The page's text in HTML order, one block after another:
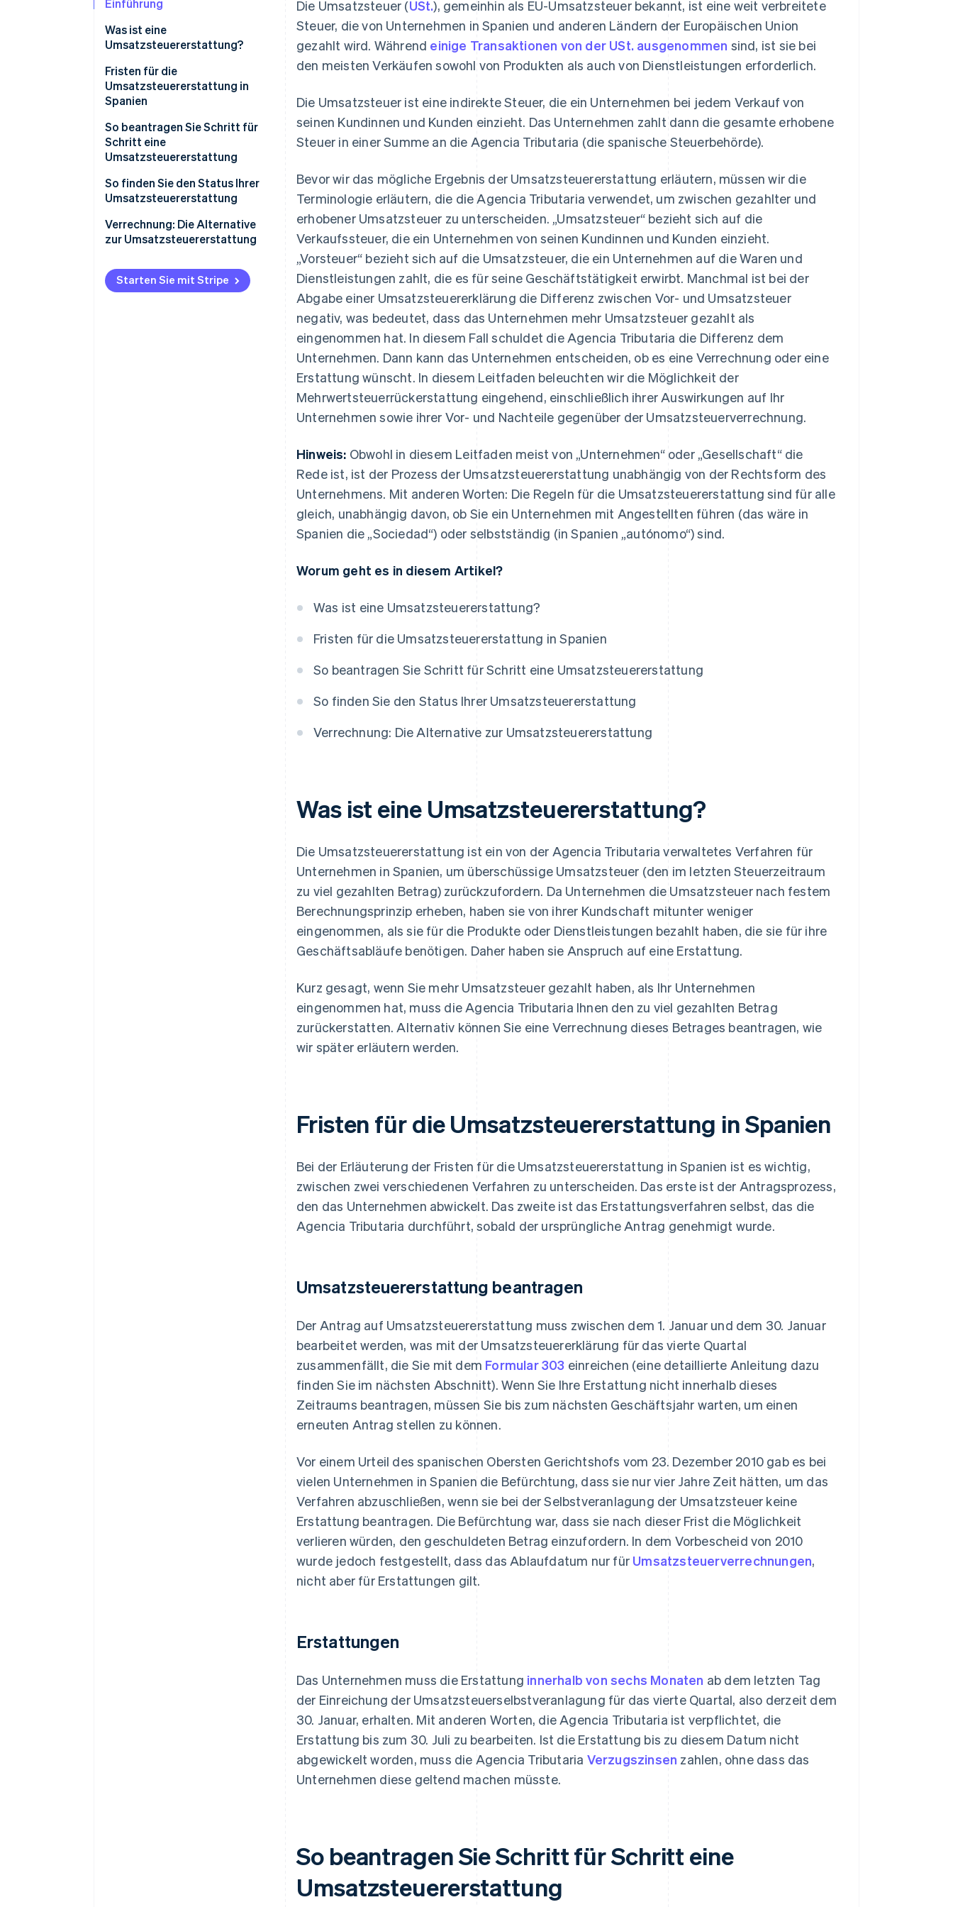
Einführung
Was ist eine
Umsatzsteuererstattung?
Fristen für die
Umsatzsteuererstattung in
Spanien
Umsatzsteuererstattung
beantragen
So beantragen Sie Schritt für
Schritt eine
Umsatzsteuererstattung
So finden Sie den Status Ihrer
Umsatzsteuererstattung
Verrechnung: Die Alternative
zur Umsatzsteuererstattung
Vorteile der
Umsatzsteuerverrechnung
Starten Sie mit Stripe
Die Umsatzsteuer (USt.), gemeinhin als EU-Umsatzsteuer bekannt, ist eine weit verbreitete
Steuer, die von Unternehmen in Spanien und anderen Ländern der Europäischen Union
gezahlt wird. Während einige Transaktionen von der USt. ausgenommen sind, ist sie bei
den meisten Verkäufen sowohl von Produkten als auch von Dienstleistungen erforderlich.
Die Umsatzsteuer ist eine indirekte Steuer, die ein Unternehmen bei jedem Verkauf von
seinen Kundinnen und Kunden einzieht. Das Unternehmen zahlt dann die gesamte erhobene
Steuer in einer Summe an die Agencia Tributaria (die spanische Steuerbehörde).
Bevor wir das mögliche Ergebnis der Umsatzsteuererstattung erläutern, müssen wir die
Terminologie erläutern, die die Agencia Tributaria verwendet, um zwischen gezahlter und
erhobener Umsatzsteuer zu unterscheiden. „Umsatzsteuer“ bezieht sich auf die
Verkaufssteuer, die ein Unternehmen von seinen Kundinnen und Kunden einzieht.
„Vorsteuer“ bezieht sich auf die Umsatzsteuer, die ein Unternehmen auf die Waren und
Dienstleistungen zahlt, die es für seine Geschäftstätigkeit erwirbt. Manchmal ist bei der
Abgabe einer Umsatzsteuererklärung die Differenz zwischen Vor- und Umsatzsteuer
negativ, was bedeutet, dass das Unternehmen mehr Umsatzsteuer gezahlt als
eingenommen hat. In diesem Fall schuldet die Agencia Tributaria die Differenz dem
Unternehmen. Dann kann das Unternehmen entscheiden, ob es eine Verrechnung oder eine
Erstattung wünscht. In diesem Leitfaden beleuchten wir die Möglichkeit der
Mehrwertsteuerrückerstattung eingehend, einschließlich ihrer Auswirkungen auf Ihr
Unternehmen sowie ihrer Vor- und Nachteile gegenüber der Umsatzsteuerverrechnung.
Hinweis: Obwohl in diesem Leitfaden meist von „Unternehmen“ oder „Gesellschaft“ die
Rede ist, ist der Prozess der Umsatzsteuererstattung unabhängig von der Rechtsform des
Unternehmens. Mit anderen Worten: Die Regeln für die Umsatzsteuererstattung sind für alle
gleich, unabhängig davon, ob Sie ein Unternehmen mit Angestellten führen (das wäre in
Spanien die „Sociedad“) oder selbstständig (in Spanien „autónomo“) sind.
Worum geht es in diesem Artikel?
Was ist eine Umsatzsteuererstattung?
Fristen für die Umsatzsteuererstattung in Spanien
So beantragen Sie Schritt für Schritt eine Umsatzsteuererstattung
So finden Sie den Status Ihrer Umsatzsteuererstattung
Verrechnung: Die Alternative zur Umsatzsteuererstattung
Was ist eine Umsatzsteuererstattung?
Die Umsatzsteuererstattung ist ein von der Agencia Tributaria verwaltetes Verfahren für
Unternehmen in Spanien, um überschüssige Umsatzsteuer (den im letzten Steuerzeitraum
zu viel gezahlten Betrag) zurückzufordern. Da Unternehmen die Umsatzsteuer nach festem
Berechnungsprinzip erheben, haben sie von ihrer Kundschaft mitunter weniger
eingenommen, als sie für die Produkte oder Dienstleistungen bezahlt haben, die sie für ihre
Geschäftsabläufe benötigen. Daher haben sie Anspruch auf eine Erstattung.
Kurz gesagt, wenn Sie mehr Umsatzsteuer gezahlt haben, als Ihr Unternehmen
eingenommen hat, muss die Agencia Tributaria Ihnen den zu viel gezahlten Betrag
zurückerstatten. Alternativ können Sie eine Verrechnung dieses Betrages beantragen, wie
wir später erläutern werden.
Fristen für die Umsatzsteuererstattung in Spanien
Bei der Erläuterung der Fristen für die Umsatzsteuererstattung in Spanien ist es wichtig,
zwischen zwei verschiedenen Verfahren zu unterscheiden. Das erste ist der Antragsprozess,
den das Unternehmen abwickelt. Das zweite ist das Erstattungsverfahren selbst, das die
Agencia Tributaria durchführt, sobald der ursprüngliche Antrag genehmigt wurde.
Umsatzsteuererstattung beantragen
Der Antrag auf Umsatzsteuererstattung muss zwischen dem 1. Januar und dem 30. Januar
bearbeitet werden, was mit der Umsatzsteuererklärung für das vierte Quartal
zusammenfällt, die Sie mit dem Formular 303 einreichen (eine detaillierte Anleitung dazu
finden Sie im nächsten Abschnitt). Wenn Sie Ihre Erstattung nicht innerhalb dieses
Zeitraums beantragen, müssen Sie bis zum nächsten Geschäftsjahr warten, um einen
erneuten Antrag stellen zu können.
Vor einem Urteil des spanischen Obersten Gerichtshofs vom 23. Dezember 2010 gab es bei
vielen Unternehmen in Spanien die Befürchtung, dass sie nur vier Jahre Zeit hätten, um das
Verfahren abzuschließen, wenn sie bei der Selbstveranlagung der Umsatzsteuer keine
Erstattung beantragen. Die Befürchtung war, dass sie nach dieser Frist die Möglichkeit
verlieren würden, den geschuldeten Betrag einzufordern. In dem Vorbescheid von 2010
wurde jedoch festgestellt, dass das Ablaufdatum nur für Umsatzsteuerverrechnungen,
nicht aber für Erstattungen gilt.
Erstattungen
Das Unternehmen muss die Erstattung innerhalb von sechs Monaten ab dem letzten Tag
der Einreichung der Umsatzsteuerselbstveranlagung für das vierte Quartal, also derzeit dem
30. Januar, erhalten. Mit anderen Worten, die Agencia Tributaria ist verpflichtet, die
Erstattung bis zum 30. Juli zu bearbeiten. Ist die Erstattung bis zu diesem Datum nicht
abgewickelt worden, muss die Agencia Tributaria Verzugszinsen zahlen, ohne dass das
Unternehmen diese geltend machen müsste.
So beantragen Sie Schritt für Schritt eine
Umsatzsteuererstattung